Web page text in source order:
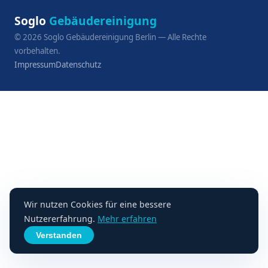
Soglo Gebäudereinigung
©2026 Soglo Gebäudereinigung Berlin — Alle Rechte
vorbehalten.
ImpressumDatenschutz
Wir nutzen Cookies für eine bessere
Nutzererfahrung. Mehr erfahren
Verstanden